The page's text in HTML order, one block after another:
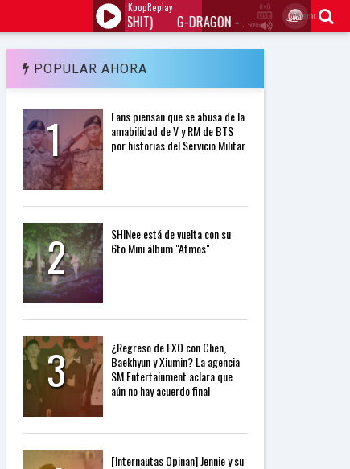
Buscar
POPULAR AHORA
1
Fans piensan que se abusa de la
amabilidad de V y RM de BTS
por historias del Servicio Militar
2
SHINee está de vuelta con su
6to Mini álbum "Atmos"
3
¿Regreso de EXO con Chen,
Baekhyun y Xiumin? La agencia
SM Entertainment aclara que
aún no hay acuerdo final
[Internautas Opinan] Jennie y su
50%
KpopReplay
G-DRAGON - 개소리 (BULLSHIT) G-DRAGON - 개소리
J
Q
U
Y
R
A
D
I
O
P
L
E
R
a
n
R
D
P
R
E
S
R
A